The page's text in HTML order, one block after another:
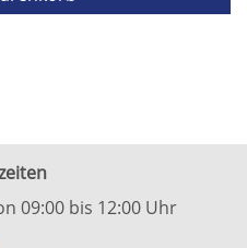
09:00 bis 12:00 Uhr